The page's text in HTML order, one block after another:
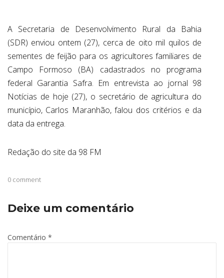
A Secretaria de Desenvolvimento Rural da Bahia
(SDR) enviou ontem (27), cerca de oito mil quilos de
sementes de feijão para os agricultores familiares de
Campo Formoso (BA) cadastrados no programa
federal Garantia Safra. Em entrevista ao jornal 98
Notícias de hoje (27), o secretário de agricultura do
município, Carlos Maranhão, falou dos critérios e da
data da entrega.
Redação do site da 98 FM
0 comment
Deixe um comentário
Comentário *